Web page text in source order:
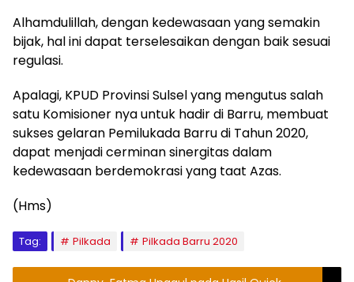
Alhamdulillah, dengan kedewasaan yang semakin
bijak, hal ini dapat terselesaikan dengan baik sesuai
regulasi.
Apalagi, KPUD Provinsi Sulsel yang mengutus salah
satu Komisioner nya untuk hadir di Barru, membuat
sukses gelaran Pemilukada Barru di Tahun 2020,
dapat menjadi cerminan sinergitas dalam
kedewasaan berdemokrasi yang taat Azas.
(Hms)
Tag: Pilkada Pilkada Barru 2020